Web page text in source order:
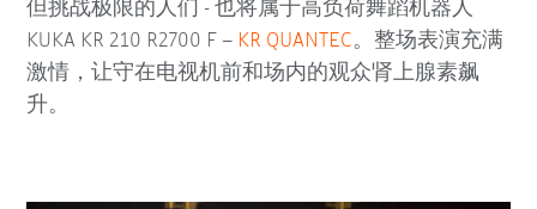
但挑战极限的人们 - 也将属于高负荷舞蹈机器人
KUKA KR 210 R2700 F – KR QUANTEC。整场表演充满
激情，让守在电视机前和场内的观众肾上腺素飙
升。